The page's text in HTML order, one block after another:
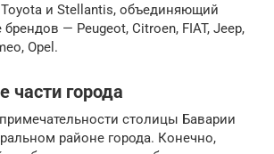
и Stellantis, объединяющий
— Peugeot, Citroen, FIAT, Jeep,
Opel.
части города
столицы Баварии
районе города. Конечно,